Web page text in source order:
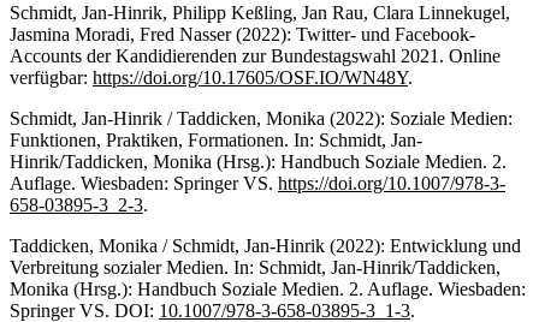
Schmidt, Jan-Hinrik, Philipp Keßling, Jan Rau, Clara Linnekugel,
Jasmina Moradi, Fred Nasser (2022): Twitter- und Facebook-
Accounts der Kandidierenden zur Bundestagswahl 2021. Online
verfügbar: https://doi.org/10.17605/OSF.IO/WN48Y.
Schmidt, Jan-Hinrik / Taddicken, Monika (2022): Soziale Medien:
Funktionen, Praktiken, Formationen. In: Schmidt, Jan-
Hinrik/Taddicken, Monika (Hrsg.): Handbuch Soziale Medien. 2.
Auflage. Wiesbaden: Springer VS. https://doi.org/10.1007/978-3-
658-03895-3_2-3.
Taddicken, Monika / Schmidt, Jan-Hinrik (2022): Entwicklung und
Verbreitung sozialer Medien. In: Schmidt, Jan-Hinrik/Taddicken,
Monika (Hrsg.): Handbuch Soziale Medien. 2. Auflage. Wiesbaden:
Springer VS. DOI: 10.1007/978-3-658-03895-3_1-3.